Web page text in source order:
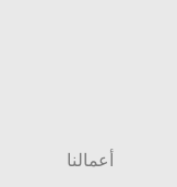
أعمالنا